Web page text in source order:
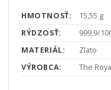
HMOTNOSŤ:
15,55 g
RÝDZOSŤ:
999,9/
MATERIÁL:
Zlato
VÝROBCA:
The